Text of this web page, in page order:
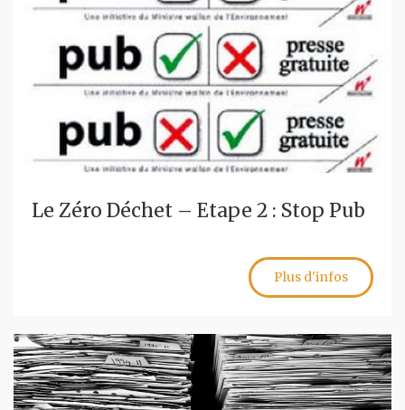
Le Zéro Déchet – Etape 2 : Stop Pub
Plus d'infos